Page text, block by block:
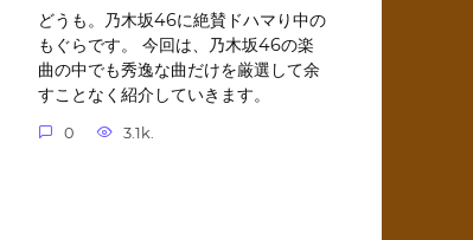
どうも。乃木坂46に絶賛ドハマり中の
もぐらです。 今回は、乃木坂46の楽
曲の中でも秀逸な曲だけを厳選して余
すことなく紹介していきます。
0 3.1k.